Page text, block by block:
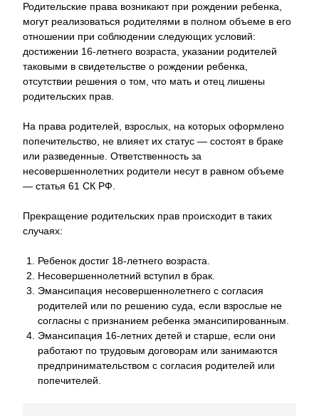
Родительские права возникают при рождении ребенка,
могут реализоваться родителями в полном объеме в его
отношении при соблюдении следующих условий:
достижении 16-летнего возраста, указании родителей
таковыми в свидетельстве о рождении ребенка,
отсутствии решения о том, что мать и отец лишены
родительских прав.
На права родителей, взрослых, на которых оформлено
попечительство, не влияет их статус — состоят в браке
или разведенные. Ответственность за
несовершеннолетних родители несут в равном объеме
— статья 61 СК РФ.
Прекращение родительских прав происходит в таких
случаях:
Ребенок достиг 18-летнего возраста.
Несовершеннолетний вступил в брак.
Эмансипация несовершеннолетнего с согласия
родителей или по решению суда, если взрослые не
согласны с признанием ребенка эмансипированным.
Эмансипация 16-летних детей и старше, если они
работают по трудовым договорам или занимаются
предпринимательством с согласия родителей или
попечителей.